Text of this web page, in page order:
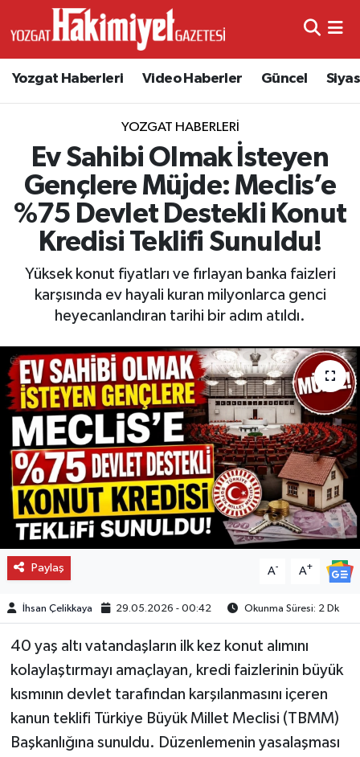
Yozgat Haberleri Video Haberler Güncel
YOZGAT HABERLERI
Ev Sahibi Olmak İsteyen
Gençlere Müjde: Meclis’e
%75 Devlet Destekli Konut
Kredisi Teklifi Sunuldu!
Yüksek konut fiyatları ve fırlayan banka faizleri
karşısında ev hayali kuran milyonlarca genci
heyecanlandıran tarihi bir adım atıldı.
Paylaş A- A+
İhsan Çelikkaya 29.05.2026 - 00:42 Okunma Süresi: 2 Dk
40 yaş altı vatandaşların ilk kez konut alımını
kolaylaştırmayı amaçlayan, kredi faizlerinin büyük
kısmının devlet tarafından karşılanmasını içeren
kanun teklifi Türkiye Büyük Millet Meclisi (TBMM)
Başkanlığına sunuldu. Düzenlemenin yasalaşması